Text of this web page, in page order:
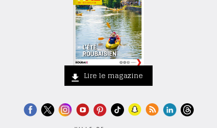
Lire le magazine